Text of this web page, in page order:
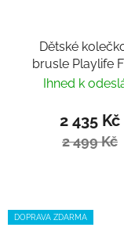
Dětské
brusle Playlife
Blue
Ihned k
2 435 Kč
2 499 Kč
DOPRAVA ZDARMA